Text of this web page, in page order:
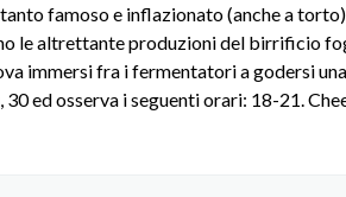
famoso e inflazionato (anche a
le altrettante produzioni del birrificio
immersi fra i fermentatori a godersi
ed osserva i seguenti orari: 18-21.